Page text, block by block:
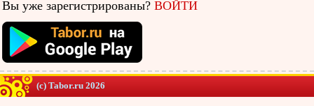
Вы уже зарегистрированы? ВОЙТИ
(c) Tabor.ru 2026